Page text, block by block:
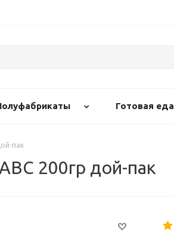
Готовая еда
пак
200гр дой-пак